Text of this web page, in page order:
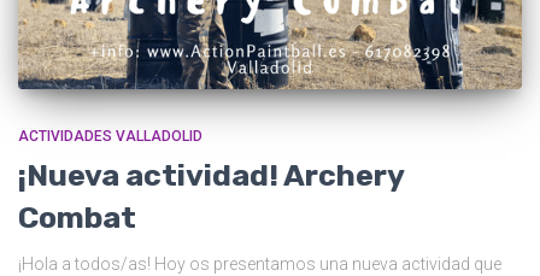
ACTIVIDADES VALLADOLID
¡Nueva actividad! Archery
Combat
¡Hola a todos/as! Hoy os presentamos una nueva actividad que